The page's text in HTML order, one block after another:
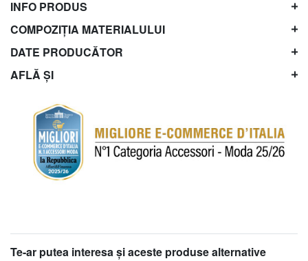
INFO PRODUS
COMPOZIȚIA MATERIALULUI
DATE PRODUCĂTOR
AFLĂ ȘI
Te-ar putea interesa şi aceste produse alternative